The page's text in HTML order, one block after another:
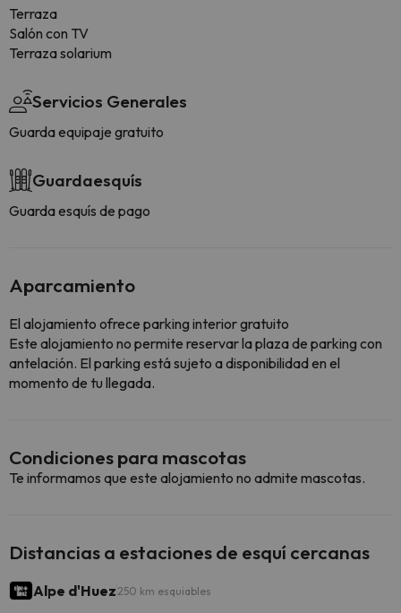
Terraza
Salón con TV
Terraza solarium
Servicios Generales
Guarda equipaje gratuito
Guardaesquís
Guarda esquís de pago
Aparcamiento
El alojamiento ofrece parking interior gratuito
Este alojamiento no permite reservar la plaza de parking con
antelación. El parking está sujeto a disponibilidad en el
momento de tu llegada.
Condiciones para mascotas
Te informamos que este alojamiento no admite mascotas.
Distancias a estaciones de esquí cercanas
Alpe d'Huez 250 km esquiables